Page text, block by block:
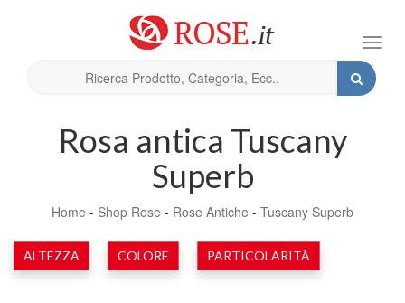
Rosa antica Tuscany
Superb
Home - Shop Rose - Rose Antiche - Tuscany Superb
ALTEZZA COLORE PARTICOLARITÀ